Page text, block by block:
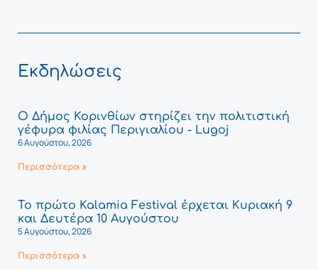
Εκδηλώσεις
Ο Δήμος Κορινθίων στηρίζει την πολιτιστική
γέφυρα φιλίας Περιγιαλίου - Lugoj
6 Αυγούστου, 2026
Περισσότερα »
Το πρώτο Kalamia Festival έρχεται Κυριακή 9
και Δευτέρα 10 Αυγούστου
5 Αυγούστου, 2026
Περισσότερα »